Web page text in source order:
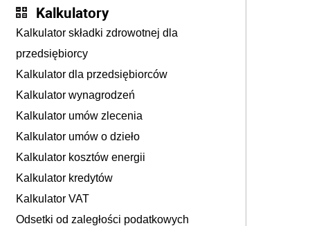
Kalkulatory
Kalkulator składki zdrowotnej dla
przedsiębiorcy
Kalkulator dla przedsiębiorców
Kalkulator wynagrodzeń
Kalkulator umów zlecenia
Kalkulator umów o dzieło
Kalkulator kosztów energii
Kalkulator kredytów
Kalkulator VAT
Odsetki od zaległości podatkowych